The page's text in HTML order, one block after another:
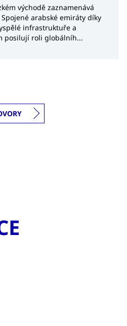
východě zaznamenává
arabské emiráty díky
infrastruktuře a
posilují roli globálníh...